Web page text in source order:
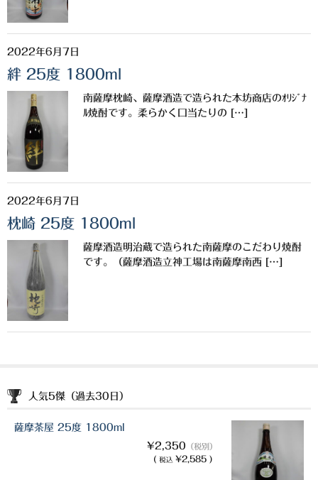
さつま無双
丸西酒造
神川酒造
吹上焼酎
白金酒造
三和酒類
京屋酒造
雲海酒造
配送について
2022年6月7日
絆 25度 1800ml
南薩摩枕崎、薩摩酒造で造られた本坊商店のｵﾘｼﾞﾅ
ﾙ焼酎です。柔らかく口当たりの […]
2022年6月7日
枕崎 25度 1800ml
薩摩酒造明治蔵で造られた南薩摩のこだわり焼酎
です。（薩摩酒造立神工場は南薩摩南西 […]
人気5傑（過去30日）
薩摩茶屋 25度 1800ml
¥2,350 （税別）
( 税込 ¥2,585 )